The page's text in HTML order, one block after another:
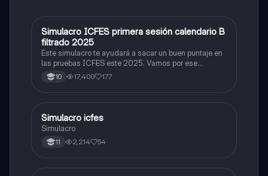
ICFES: Matemáticas
Simulacro ICFES primera sesión calendario B
filtrado 2025
Este simulacro te ayudará a sacar un buen puntaje en
las pruebas ICFES este 2025. Vamos por ese
500/500. Y poder ser admitido en la universidad que
quieras, estudiar la carrera que quieres y no la que te
10 17,400 177
ICFES: Lectura Crítica
Simulacro icfes
Simulacro
11 2,214 54